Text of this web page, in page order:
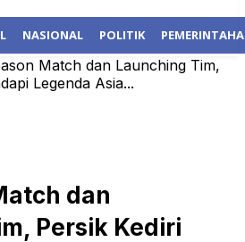
NASIONAL POLITIK
Match dan Launching Tim,
Legenda Asia...
dan
Persik Kediri